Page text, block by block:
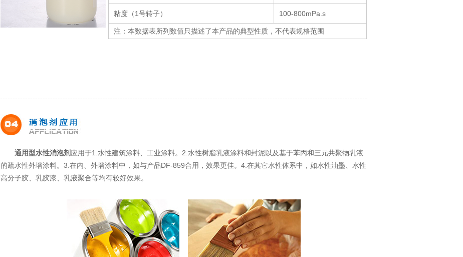
粘度（1号转子） 100-800mPa.s
注：本数据表所列数值只描述了本产品的典型性质，不代表规格范围
通用型水性消泡剂应用于1.水性建筑涂料、工业涂料。2.水性树脂乳液涂料和封泥以及基于苯丙和三元共聚物乳液
的疏水性外墙涂料。3.在内、外墙涂料中，如与产品DF-859合用，效果更佳。4.在其它水性体系中，如水性油墨、水性
高分子胶、乳胶漆、乳液聚合等均有较好效果。